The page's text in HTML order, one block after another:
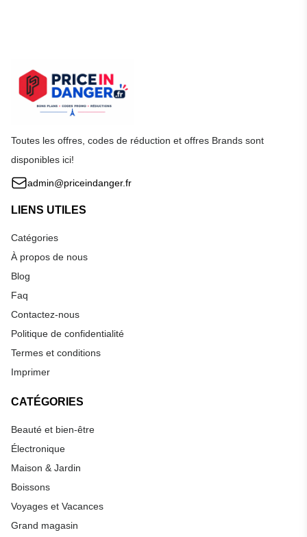
Toutes les offres, codes de réduction et offres Brands sont
disponibles ici!
admin@priceindanger.fr
LIENS UTILES
Catégories
À propos de nous
Blog
Faq
Contactez-nous
Politique de confidentialité
Termes et conditions
Imprimer
CATÉGORIES
Beauté et bien-être
Électronique
Maison & Jardin
Boissons
Voyages et Vacances
Grand magasin